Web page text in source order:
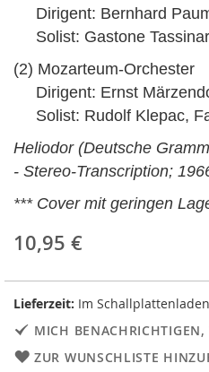
Dirigent: Bernhard
Solist: Gastone
(2) Mozarteum-Orchester
Dirigent: Ernst
Solist: Rudolf Klepac,
Heliodor (Deutsche
- Stereo-Transcription;
*** Cover mit geringen
10,95 €
Lieferzeit: Im
MICH
ZUR WUNSCHLISTE